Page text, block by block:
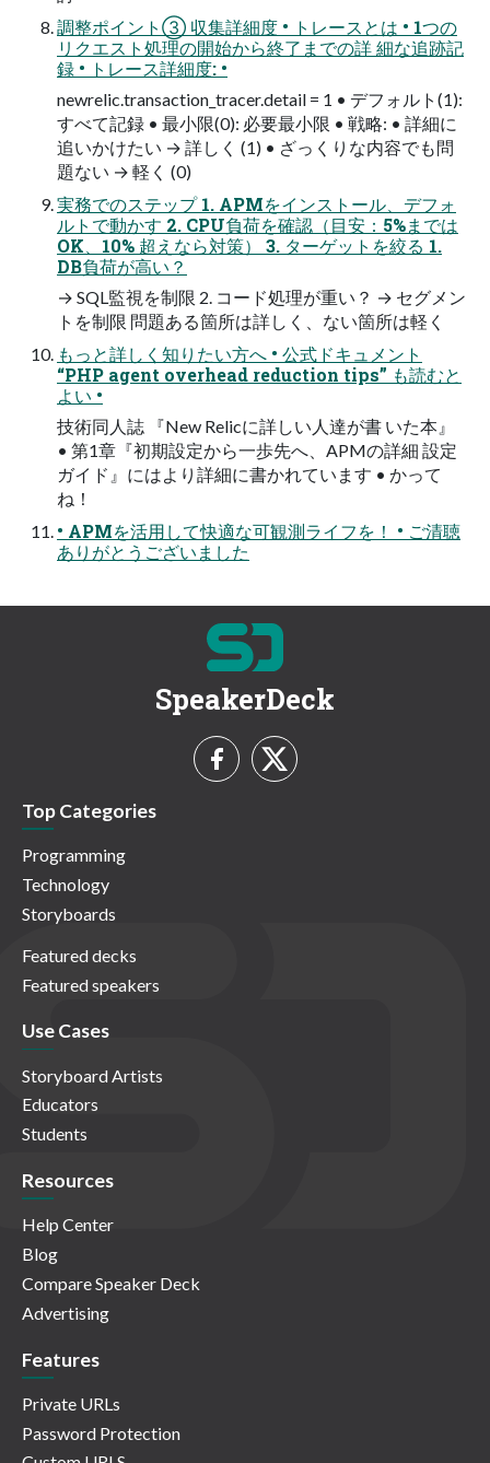
調整ポイント③ 収集詳細度 • トレースとは • 1つの
リクエスト処理の開始から終了までの詳 細な追跡記
録 • トレース詳細度: •
newrelic.transaction_tracer.detail = 1 • デフォルト(1):
すべて記録 • 最小限(0): 必要最小限 • 戦略: • 詳細に
追いかけたい → 詳しく (1) • ざっくりな内容でも問
題ない → 軽く (0)
実務でのステップ 1. APMをインストール、デフォ
ルトで動かす 2. CPU負荷を確認（目安：5%までは
OK、10% 超えなら対策） 3. ターゲットを絞る 1.
DB負荷が高い？
→ SQL監視を制限 2. コード処理が重い？ → セグメン
トを制限 問題ある箇所は詳しく、ない箇所は軽く
もっと詳しく知りたい方へ • 公式ドキュメント
“PHP agent overhead reduction tips” も読むと
よい •
技術同人誌 『New Relicに詳しい人達が書 いた本』
• 第1章『初期設定から一歩先へ、APMの詳細 設定
ガイド』にはより詳細に書かれています • かって
ね！
• APMを活用して快適な可観測ライフを！ • ご清聴
ありがとうございました
SpeakerDeck
Top Categories
Programming
Technology
Storyboards
Featured decks
Featured speakers
Use Cases
Storyboard Artists
Educators
Students
Resources
Help Center
Blog
Compare Speaker Deck
Advertising
Features
Private URLs
Password Protection